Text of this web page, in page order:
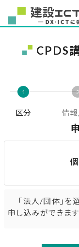
CPDS
1
区分
2
情
「法人/団体」を
申し込みができます